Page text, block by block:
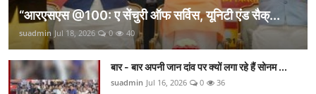
“आरएसएस @100: ए सेंचुरी ऑफ सर्विस, यूनिटी एंड सैक्...
suadmin Jul 18, 2026 0 40
बार - बार अपनी जान दांव पर क्यों लगा रहे हैं सोनम ...
suadmin Jul 16, 2026 0 36